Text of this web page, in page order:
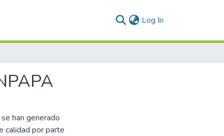
Log In
han generado
calidad por parte